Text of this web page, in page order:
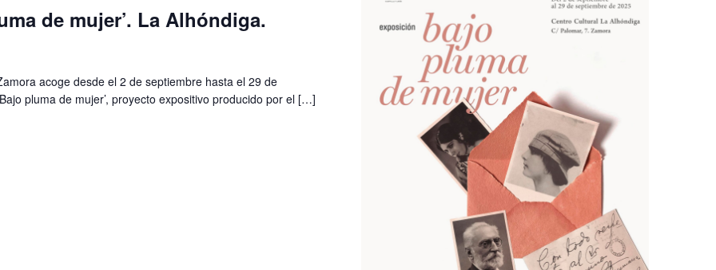
de mujer’. La Alhóndiga.
acoge desde el 2 de septiembre hasta el 29 de
pluma de mujer’, proyecto expositivo producido por el […]